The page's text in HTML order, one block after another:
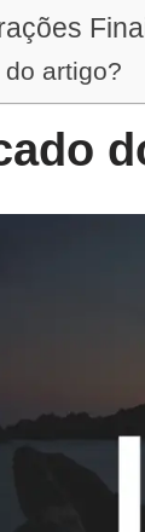
artigo?